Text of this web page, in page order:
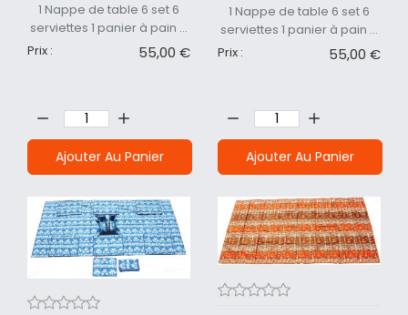
1 Nappe de table 6 set 6
serviettes 1 panier à pain ...
Prix :
55,00 €
Ajouter Au Panier
1 Nappe de table 6 set 6
serviettes 1 panier à pain ...
Prix :
55,00 €
Ajouter Au Panier